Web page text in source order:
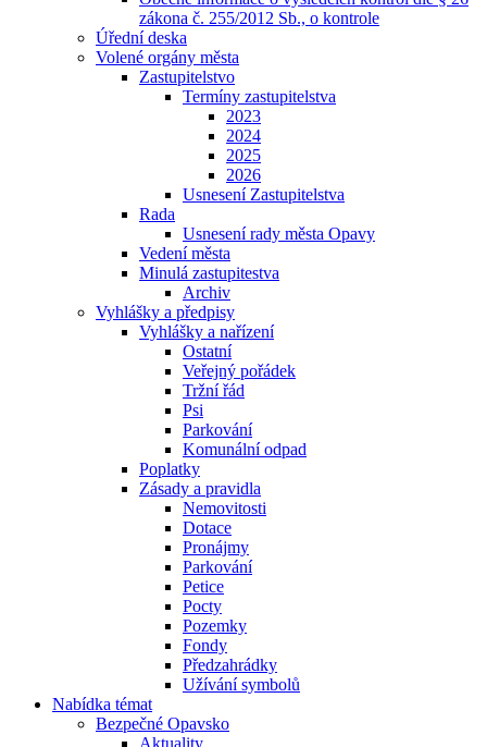
zákona č. 255/2012 Sb., o kontrole
Úřední deska
Volené orgány města
Zastupitelstvo
Termíny zastupitelstva
2023
2024
2025
2026
Usnesení Zastupitelstva
Rada
Usnesení rady města Opavy
Vedení města
Minulá zastupitestva
Archiv
Vyhlášky a předpisy
Vyhlášky a nařízení
Ostatní
Veřejný pořádek
Tržní řád
Psi
Parkování
Komunální odpad
Poplatky
Zásady a pravidla
Nemovitosti
Dotace
Pronájmy
Parkování
Petice
Pocty
Pozemky
Fondy
Předzahrádky
Užívání symbolů
Nabídka témat
Bezpečné Opavsko